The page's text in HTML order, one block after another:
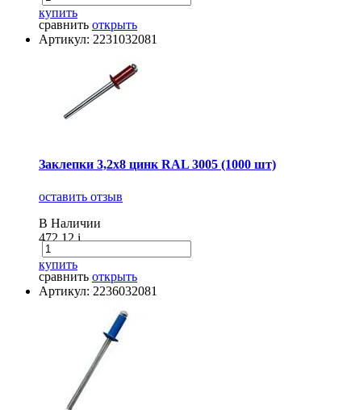
купить
сравнить открыть
Артикул: 2231032081
Заклепки 3,2х8 цинк RAL 3005 (1000 шт)
оставить отзыв
В Наличии
472.12i
купить
сравнить открыть
Артикул: 2236032081